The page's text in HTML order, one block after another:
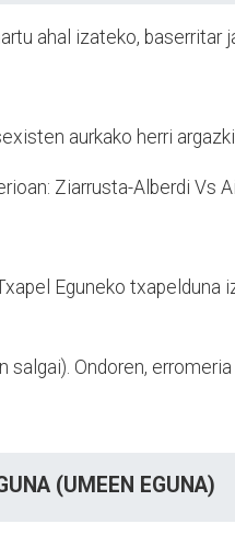
ahal izateko, baserritar
aurkako herri
Ziarrusta-Alberdi Vs
Eguneko txapelduna
salgai). Ondoren,
(UMEEN EGUNA)